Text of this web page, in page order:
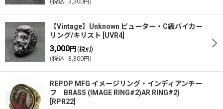
円
【Vintage】Unknown ピューター・C級バイカー
リング/キリスト [UVR4]
3,000円(税別)
(税込 : 3,300円)
REPOP MFG イメージリング・インディアンチー
フ BRASS (IMAGE RING#2)AR RING#2)
[RPR22]